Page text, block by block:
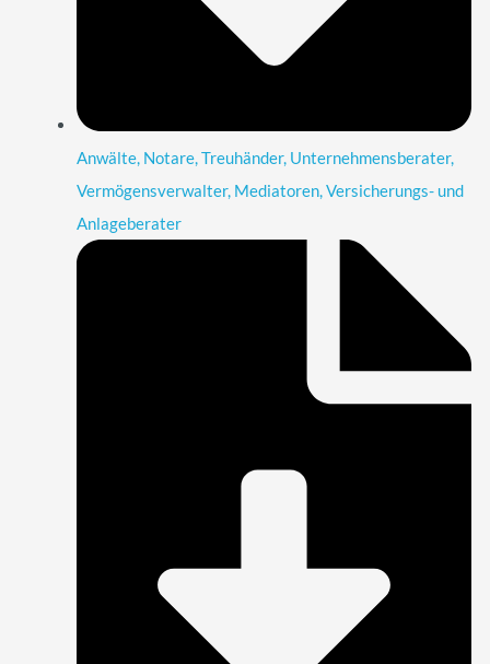
Anwälte, Notare, Treuhänder, Unternehmensberater,
Vermögensverwalter, Mediatoren, Versicherungs- und
Anlageberater